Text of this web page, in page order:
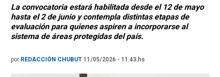
La convocatoria estará habilitada desde el 12 de mayo
hasta el 2 de junio y contempla distintas etapas de
evaluación para quienes aspiren a incorporarse al
sistema de áreas protegidas del país.
por REDACCIÓN CHUBUT 11/05/2026 - 11.43.hs